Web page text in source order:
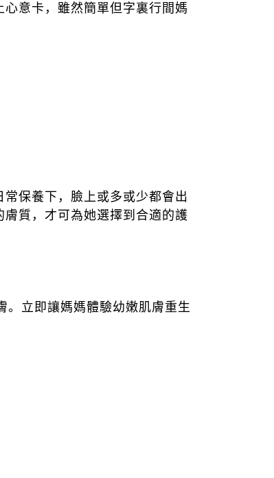
意卡，雖然簡單但字裏行間媽
保養下，臉上或多或少都會出
質，才可為她選擇到合適的護
。立即讓媽媽體驗幼嫩肌膚重生